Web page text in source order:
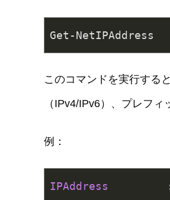
Get-NetIPAddress
このコマンドを実行する
（IPv4/IPv6）、プレフ
例：
IPAddress